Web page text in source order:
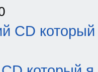
CD который